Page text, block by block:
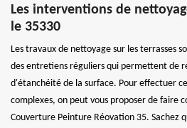
Les interventions de
le 35330
Les travaux de nettoyage sur les terrasses
des entretiens réguliers qui permettent de
d'étanchéité de la surface. Pour effectuer
complexes, on peut vous proposer de faire
Couverture Peinture Réovation 35. Sachez